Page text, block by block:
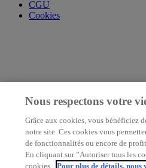
CGU
Cookies
Nous respectons votre
Grâce aux cookies, vous bénéficiez
notre site. Ces cookies vous
de fonctionnalités ou encore de
En cliquant sur ”Autoriser tous les
cookies.
Pour plus de détails,